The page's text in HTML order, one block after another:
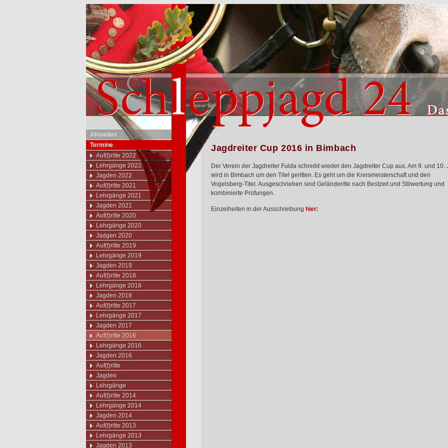
Aktuelles
Termine
Auf(t)ritte 2022
Lehrgänge 2022
Jagden 2022
Auf(t)ritte 2021
Lehrgänge 2021
Jagden 2021
Auf(t)ritte 2020
Lehrgänge 2020
Jadgen 2020
Auf(t)ritte 2019
Lehrgänge 2019
Jagden 2019
Auf(t)ritte 2018
Lehrgänge 2018
Jagden 2018
Auf(t)ritte 2017
Lehrgänge 2017
Jagden 2017
Auf(t)ritte 2016
Lehrgänge 2016
Jagden 2016
Auf(t)ritte
Jagden
Lehrgänge
Auf(t)ritte 2014
Lehrgänge 2014
Jagden 2014
Auf(t)ritte 2013
Lehrgänge 2013
Jagden 2013
Jagdreiter Cup 2016 in Bimbach
Der Verein der Jagdreiter Fulda schreibt wieder den Jagdreiter Cup aus. Am 9. und 10.
wird in Bimbach um den Titel geritten. Es geht um die Kreismeisterschaft und den
Vogelsberg-Titel. Ausgeschrieben sind Geländeritte nach Bestzeit und Stilwertung und
kombinierte Prüfungen.
Einzelheiten in der Ausschreibung hier: